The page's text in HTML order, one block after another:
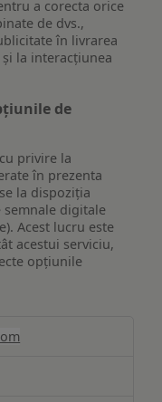
a corecta orice
de dvs.,
în livrarea
la interacțiunea
de
privire la
în prezenta
la dispoziția
digitale
Acest lucru este
acestui serviciu,
opțiunile